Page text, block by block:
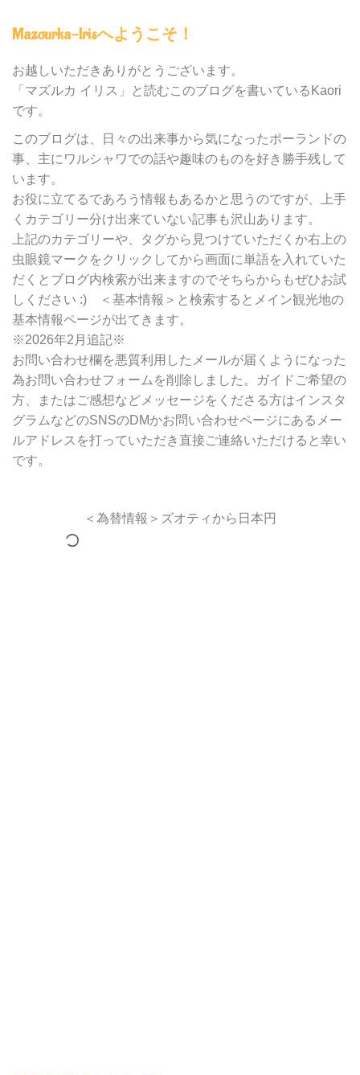
の
テ
ゴ
ー
別
検
索
Mazourka-Irisへようこそ！
お越しいただきありがとうございます。
「マズルカ イリス」と読むこのブログを書いているKaori
です。
このブログは、日々の出来事から気になったポーランドの
事、主にワルシャワでの話や趣味のものを好き勝手残して
います。
お役に立てるであろう情報もあるかと思うのですが、上手
くカテゴリー分け出来ていない記事も沢山あります。
上記のカテゴリーや、タグから見つけていただくか右上の
虫眼鏡マークをクリックしてから画面に単語を入れていた
だくとブログ内検索が出来ますのでそちらからもぜひお試
しください :) ＜基本情報＞と検索するとメイン観光地の
基本情報ページが出てきます。
※2026年2月追記※
お問い合わせ欄を悪質利用したメールが届くようになった
為お問い合わせフォームを削除しました。ガイドご希望の
方、またはご感想などメッセージをくださる方はインスタ
グラムなどのSNSのDMかお問い合わせページにあるメー
ルアドレスを打っていただき直接ご連絡いただけると幸い
です。
＜為替情報＞ズオティから日本円